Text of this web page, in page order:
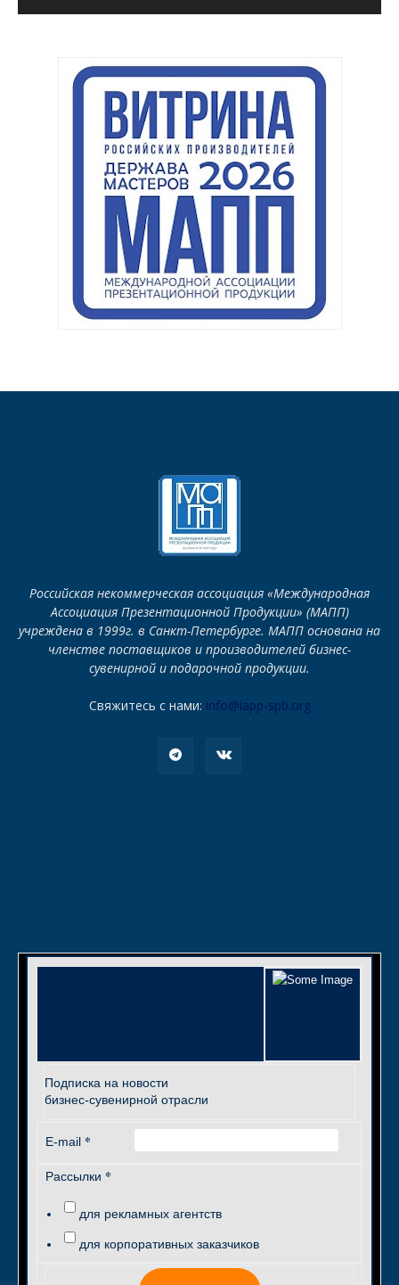
Российская некоммерческая ассоциация «Международная
Ассоциация Презентационной Продукции» (МАПП)
учреждена в 1999г. в Санкт-Петербурге. МАПП основана на
членстве поставщиков и производителей бизнес-
сувенирной и подарочной продукции.
Свяжитесь с нами: info@iapp-spb.org
Подписка на новости
бизнес-сувенирной отрасли
E-mail *
Рассылки *
для рекламных агентств
для корпоративных заказчиков